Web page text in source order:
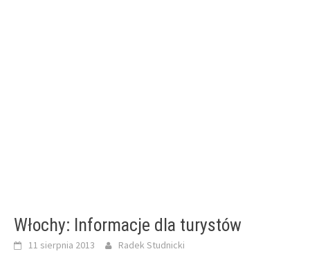
Włochy: Informacje dla turystów
11 sierpnia 2013 Radek Studnicki